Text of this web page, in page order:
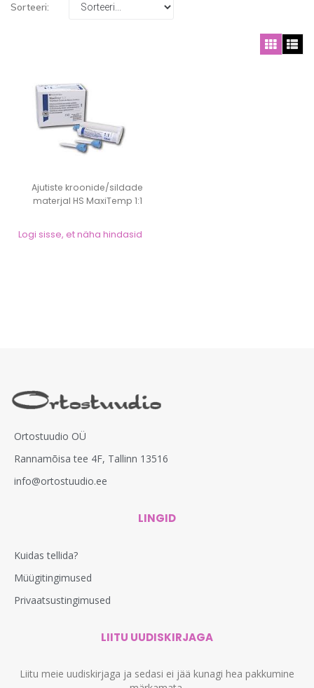
Sorteeri:
Ajutiste kroonide/sildade
materjal HS MaxiTemp 1:1
Logi sisse, et näha hindasid
Ortostuudio OÜ
Rannamõisa tee 4F, Tallinn 13516
info@ortostuudio.ee
LINGID
Kuidas tellida?
Müügitingimused
Privaatsustingimused
LIITU UUDISKIRJAGA
Liitu meie uudiskirjaga ja sedasi ei jää kunagi hea pakkumine